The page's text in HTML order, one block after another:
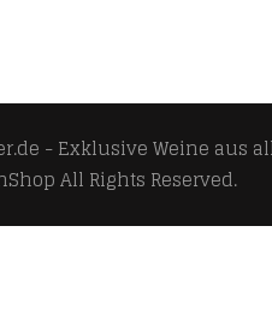
- Exklusive Weine aus
All Rights Reserved.